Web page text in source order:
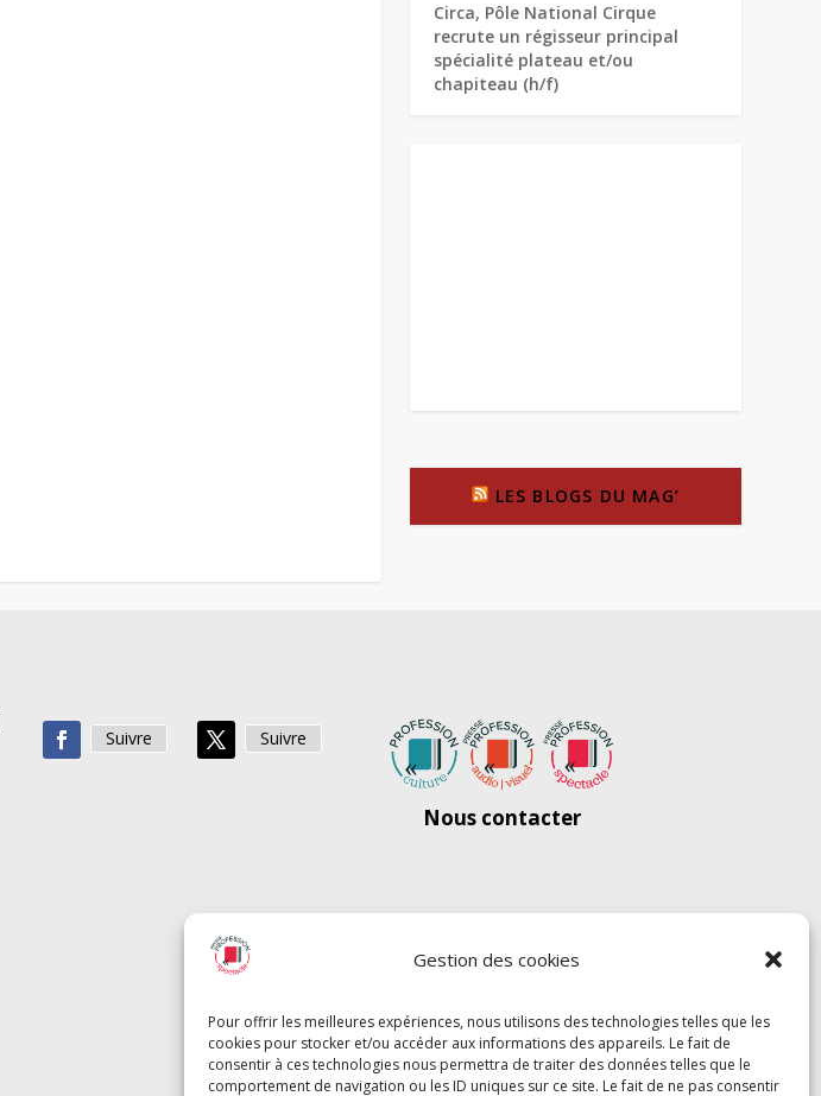
Gestion des cookies
Pour offrir les meilleures expériences, nous utilisons des technologies telles que les
cookies pour stocker et/ou accéder aux informations des appareils. Le fait de
consentir à ces technologies nous permettra de traiter des données telles que le
comportement de navigation ou les ID uniques sur ce site. Le fait de ne pas consentir
Circa, Pôle National Cirque
recrute un régisseur principal
spécialité plateau et/ou
chapiteau (h/f)
LES BLOGS DU MAG’
Suivre Suivre
Nous contacter